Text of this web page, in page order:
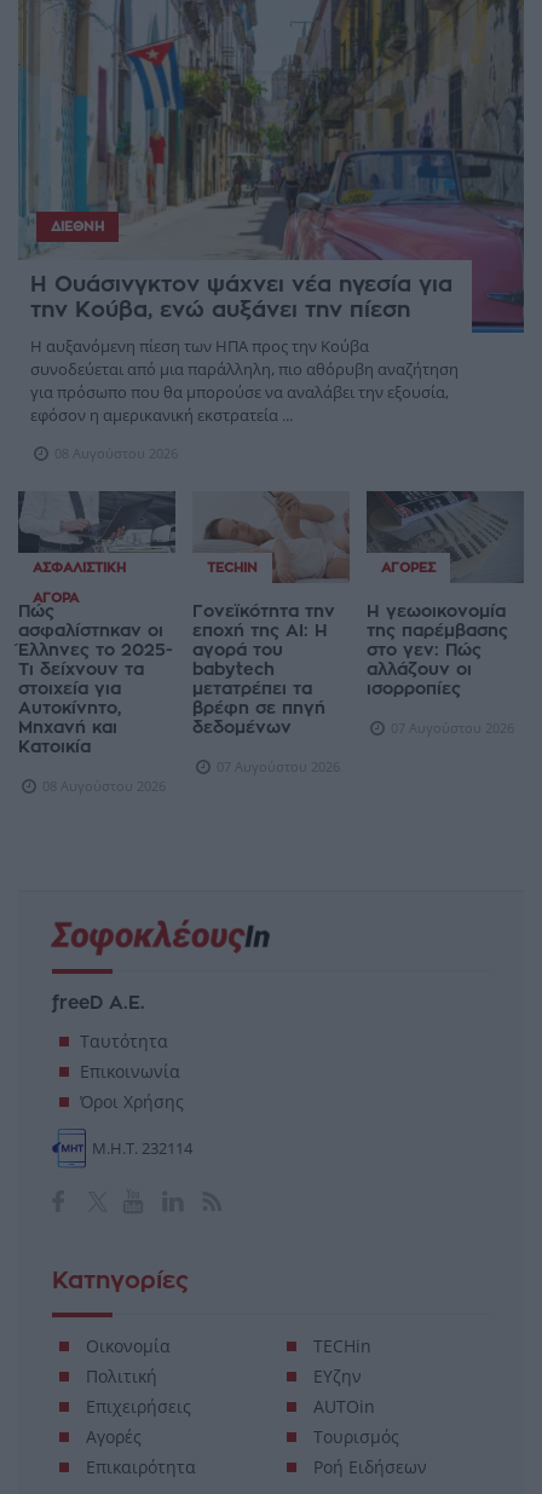
ΔΙΕΘΝΉ
Η Ουάσινγκτον ψάχνει νέα ηγεσία για
την Κούβα, ενώ αυξάνει την πίεση
Η αυξανόμενη πίεση των ΗΠΑ προς την Κούβα
συνοδεύεται από μια παράλληλη, πιο αθόρυβη αναζήτηση
για πρόσωπο που θα μπορούσε να αναλάβει την εξουσία,
εφόσον η αμερικανική εκστρατεία ...
08 Αυγούστου 2026
ΑΣΦΑΛΙΣΤΙΚΉ
ΑΓΟΡΆ
Πώς
ασφαλίστηκαν οι
Έλληνες το 2025-
Τι δείχνουν τα
στοιχεία για
Αυτοκίνητο,
Μηχανή και
Κατοικία
08 Αυγούστου 2026
TECHIN
Γονεϊκότητα την
εποχή της AI: Η
αγορά του
babytech
μετατρέπει τα
βρέφη σε πηγή
δεδομένων
07 Αυγούστου 2026
ΑΓΟΡΈΣ
Η γεωοικονομία
της παρέμβασης
στο γεν: Πώς
αλλάζουν οι
ισορροπίες
07 Αυγούστου 2026
freeD Α.Ε.
Ταυτότητα
Επικοινωνία
Όροι Χρήσης
Μ.Η.Τ. 232114
Κατηγορίες
Οικονομία
Πολιτική
Επιχειρήσεις
Αγορές
Επικαιρότητα
TECHin
ΕΥζην
AUTOin
Τουρισμός
Ροή Ειδήσεων